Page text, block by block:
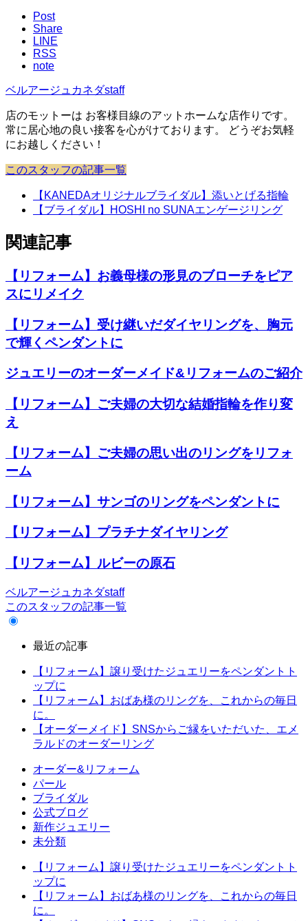
Post
Share
LINE
RSS
note
ベルアージュカネダstaff
店のモットーは お客様目線のアットホームな店作りです。
常に居心地の良い接客を心がけております。 どうぞお気軽
にお越しください！
このスタッフの記事一覧
【KANEDAオリジナルブライダル】添いとげる指輪
【ブライダル】HOSHI no SUNAエンゲージリング
関連記事
【リフォーム】お義母様の形見のブローチをピア
スにリメイク
【リフォーム】⁡受け継いだダイヤリングを、胸元
で輝くペンダントに
ジュエリーのオーダーメイド&リフォームのご紹介
【リフォーム】ご夫婦の大切な結婚指輪を作り変
え
【リフォーム】ご夫婦の思い出のリングをリフォ
ーム
【リフォーム】サンゴのリングをペンダントに
【リフォーム】プラチナダイヤリング
【リフォーム】ルビーの原石
ベルアージュカネダstaff
このスタッフの記事一覧
最近の記事
【リフォーム】譲り受けたジュエリーをペンダントト
ップに
【リフォーム】おばあ様のリングを、これからの毎日
に。
【オーダーメイド】SNSからご縁をいただいた、エメ
ラルドのオーダーリング
オーダー&リフォーム
パール
ブライダル
公式ブログ
新作ジュエリー
未分類
【リフォーム】譲り受けたジュエリーをペンダントト
ップに
【リフォーム】おばあ様のリングを、これからの毎日
に。